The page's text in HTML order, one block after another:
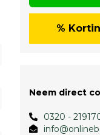
%
Neem direct
0320 -